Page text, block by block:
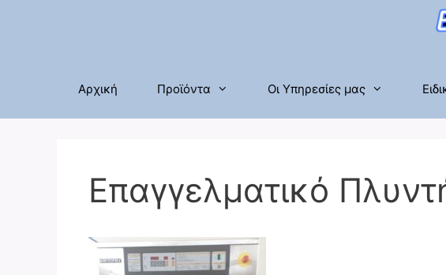
Αρχική Προϊόντα Οι Υπηρεσίες μας
Επαγγελματικό